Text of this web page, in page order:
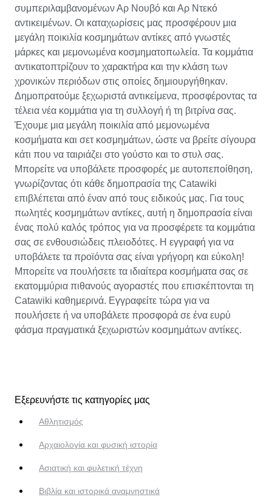
συμπεριλαμβανομένων Αρ Νουβό και Αρ Ντεκό
αντικειμένων. Οι καταχωρίσεις μας προσφέρουν μια
μεγάλη ποικιλία κοσμημάτων αντίκες από γνωστές
μάρκες και μεμονωμένα κοσμηματοπωλεία. Τα κομμάτια
αντικατοπτρίζουν το χαρακτήρα και την κλάση των
χρονικών περιόδων στις οποίες δημιουργήθηκαν.
Δημοπρατούμε ξεχωριστά αντικείμενα, προσφέροντας τα
τέλεια νέα κομμάτια για τη συλλογή ή τη βιτρίνα σας.
Έχουμε μια μεγάλη ποικιλία από μεμονωμένα
κοσμήματα και σετ κοσμημάτων, ώστε να βρείτε σίγουρα
κάτι που να ταιριάζει στο γούστο και το στυλ σας.
Μπορείτε να υποβάλετε προσφορές με αυτοπεποίθηση,
γνωρίζοντας ότι κάθε δημοπρασία της Catawiki
επιβλέπεται από έναν από τους ειδικούς μας. Για τους
πωλητές κοσμημάτων αντίκες, αυτή η δημοπρασία είναι
ένας πολύ καλός τρόπος για να προσφέρετε τα κομμάτια
σας σε ενθουσιώδεις πλειοδότες. Η εγγραφή για να
υποβάλετε τα προϊόντα σας είναι γρήγορη και εύκολη!
Μπορείτε να πουλήσετε τα ιδιαίτερα κοσμήματα σας σε
εκατομμύρια πιθανούς αγοραστές που επισκέπτονται τη
Catawiki καθημερινά. Εγγραφείτε τώρα για να
πουλήσετε ή να υποβάλετε προσφορά σε ένα ευρύ
φάσμα πραγματικά ξεχωριστών κοσμημάτων αντίκες.
Εξερευνήστε τις κατηγορίες μας
Αθλητισμός
Αρχαιολογία και φυσική ιστορία
Ασιατική και φυλετική τέχνη
Βιβλία και ιστορικά αναμνηστικά